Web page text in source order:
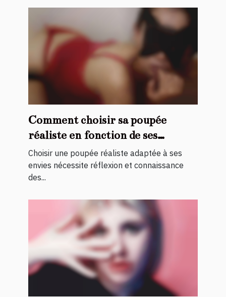
Comment choisir sa poupée
réaliste en fonction de ses
préférences ?
Choisir une poupée réaliste adaptée à ses
envies nécessite réflexion et connaissance
des...